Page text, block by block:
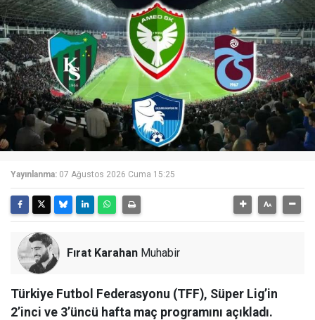
Yayınlanma: 07 Ağustos 2026 Cuma 15:25
Fırat Karahan Muhabir
Türkiye Futbol Federasyonu (TFF), Süper Lig’in
2’inci ve 3’üncü hafta maç programını açıkladı.